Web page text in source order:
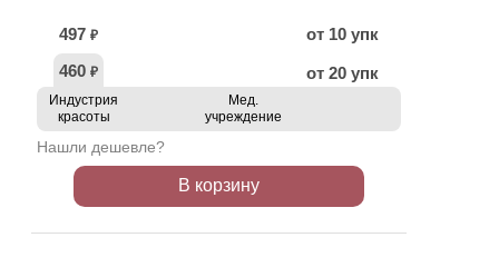
497 ₽
от 10 упк
460 ₽ от 20 упк
Индустрия
красоты
Мед.
учреждение
Нашли дешевле?
В корзину